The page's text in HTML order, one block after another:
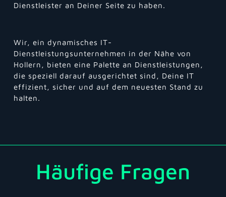
Dienstleister an Deiner Seite zu haben.
Wir, ein dynamisches IT-
Dienstleistungsunternehmen in der Nähe von
Hollern, bieten eine Palette an Dienstleistungen,
die speziell darauf ausgerichtet sind, Deine IT
effizient, sicher und auf dem neuesten Stand zu
halten.
Häufige Fragen